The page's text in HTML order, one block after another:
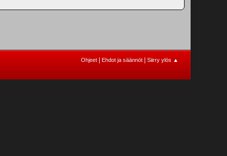
Ohjeet Ehdot ja säännöt Siirry ylös ▲